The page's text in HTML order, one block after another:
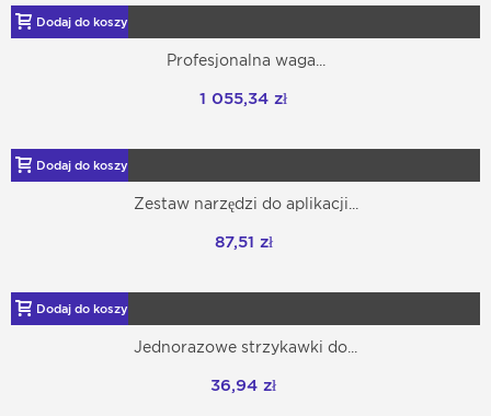
Dodaj do koszyka
Profesjonalna waga...
1 055,34 zł
Dodaj do koszyka
Zestaw narzędzi do aplikacji...
87,51 zł
Dodaj do koszyka
Jednorazowe strzykawki do...
36,94 zł